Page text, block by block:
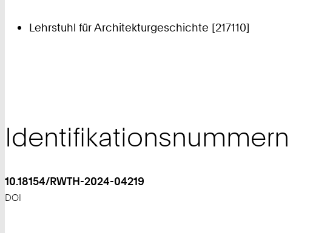
Lehrstuhl für Architekturgeschichte [217110]
Identifikationsnummern
10.18154/RWTH-2024-04219
DOI